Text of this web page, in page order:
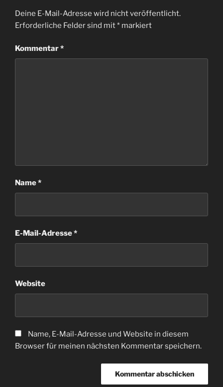
Deine E-Mail-Adresse wird nicht veröffentlicht.
Erforderliche Felder sind mit* markiert
Kommentar*
Name*
E-Mail-Adresse*
Website
Name, E-Mail-Adresse und Website in diesem
Browser für meinen nächsten Kommentar speichern.